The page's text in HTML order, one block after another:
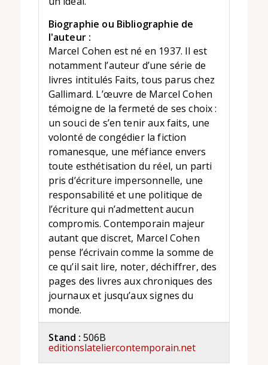
Biographie ou Bibliographie de
l'auteur :
Marcel Cohen est né en 1937. Il est
notamment l’auteur d’une série de
livres intitulés Faits, tous parus chez
Gallimard. L’œuvre de Marcel Cohen
témoigne de la fermeté de ses choix :
un souci de s’en tenir aux faits, une
volonté de congédier la fiction
romanesque, une méfiance envers
toute esthétisation du réel, un parti
pris d’écriture impersonnelle, une
responsabilité et une politique de
l’écriture qui n’admettent aucun
compromis. Contemporain majeur
autant que discret, Marcel Cohen
pense l’écrivain comme la somme de
ce qu’il sait lire, noter, déchiffrer, des
pages des livres aux chroniques des
journaux et jusqu’aux signes du
monde.
Stand : 506B
editionslateliercontemporain.net